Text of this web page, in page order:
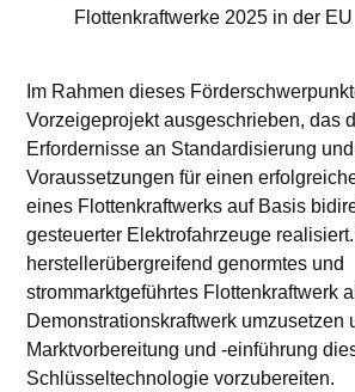
Flottenkraftwerke 2025 in der EU
Im Rahmen dieses
Vorzeigeprojekt ausgeschrieben, das
Erfordernisse an Standardisierung
Voraussetzungen für einen
eines Flottenkraftwerks auf Basis
gesteuerter Elektrofahrzeuge
herstellerübergreifend genormtes und
strommarktgeführtes Flottenkraftwerk
Demonstrationskraftwerk umzusetzen
Marktvorbereitung und -einführung
Schlüsseltechnologie vorzubereiten.